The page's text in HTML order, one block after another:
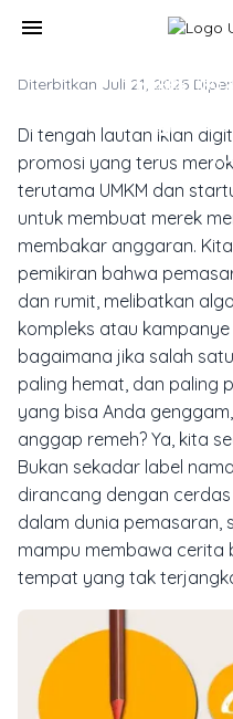
menu
MARKETING
Marketing
Diterbitkan Juli 21, 2025
Di tengah lautan iklan
promosi yang terus
terutama UMKM dan
untuk membuat merek
membakar anggaran.
pemikiran bahwa
dan rumit, melibatkan
kompleks atau
bagaimana jika salah
paling hemat, dan paling
yang bisa Anda
anggap remeh? Ya, kita
Bukan sekadar label
dirancang dengan
dalam dunia pemasaran,
mampu membawa cerita
tempat yang tak